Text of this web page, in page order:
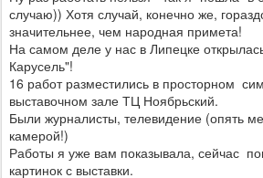
случаю)) Хотя случай, конечно же,
значительнее, чем народная примета!
На самом деле у нас в Липецке
Карусель"!
16 работ разместились в просторном
выставочном зале ТЦ Ноябрьский.
Были журналисты, телевидение (опять
камерой!)
Работы я уже вам показывала, сейчас
картинок с выставки.